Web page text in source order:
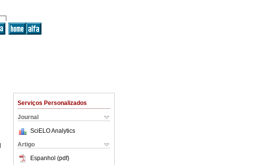
Serviços Personalizados
Journal
SciELO Analytics
Artigo
Espanhol (pdf)